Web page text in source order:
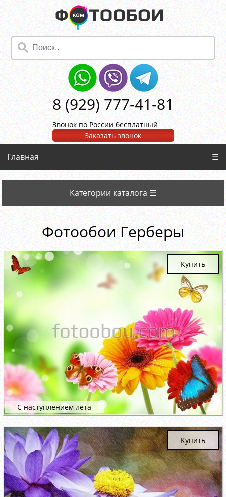
8 (929) 777-41-81
Звонок по России бесплатный
Заказать звонок
Главная ☰
Категории каталога ☰
Фотообои Герберы
С наступлением лета
Купить
Купить